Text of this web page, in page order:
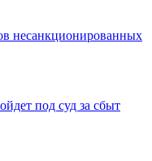
несанкционированных
под суд за сбыт